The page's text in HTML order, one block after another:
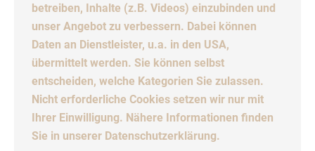
betreiben, Inhalte (z.B. Videos) einzubinden und
unser Angebot zu verbessern. Dabei können
Daten an Dienstleister, u.a. in den USA,
übermittelt werden. Sie können selbst
entscheiden, welche Kategorien Sie zulassen.
Nicht erforderliche Cookies setzen wir nur mit
Ihrer Einwilligung. Nähere Informationen finden
Sie in unserer Datenschutzerklärung.
erteilen und Unterlagen auszuhändigen, sowie den
Schuldnern die Abtretung anzuzeigen. Helm Einrichtung
GmbH verpflichtet sich, die ihr zustehenden Sicherungen
insoweit freizugeben, als ihr Wert die zu sichernden
Forderungen, soweit diese noch nicht beglichen sind, um
mehr als 20 % übersteigt.
5 Gewährleistung